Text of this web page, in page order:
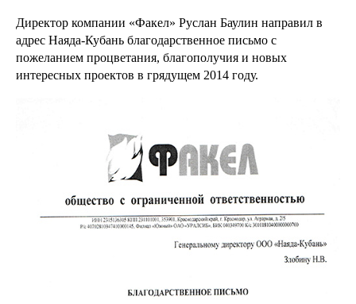
Директор компании «Факел» Руслан Баулин направил в
адрес Наяда-Кубань благодарственное письмо с
пожеланием процветания, благополучия и новых
интересных проектов в грядущем 2014 году.